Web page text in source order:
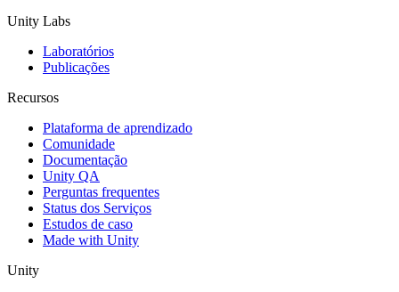
Unity Labs
Laboratórios
Publicações
Recursos
Plataforma de aprendizado
Comunidade
Documentação
Unity QA
Perguntas frequentes
Status dos Serviços
Estudos de caso
Made with Unity
Unity